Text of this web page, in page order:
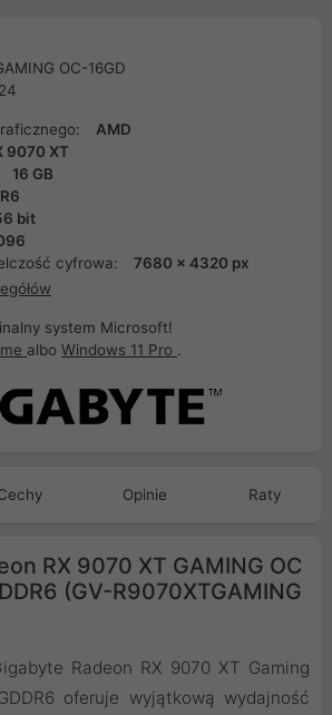
OC-16GD
AMD
9070 XT
16 GB
bit
cyfrowa:
7680 x 4320 px
system Microsoft!
albo Windows 11 Pro .
Opinie Raty
RX 9070 XT GAMING OC
(GV-R9070XTGAMING
Radeon RX 9070 XT Gaming
oferuje wyjątkową wydajność